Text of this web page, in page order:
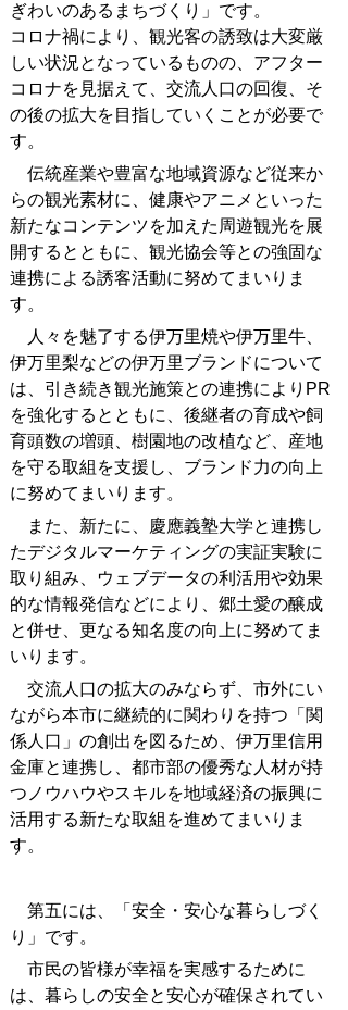
ぎわいのあるまちづくり」です。
コロナ禍により、観光客の誘致は大変厳
しい状況となっているものの、アフター
コロナを見据えて、交流人口の回復、そ
の後の拡大を目指していくことが必要で
す。
伝統産業や豊富な地域資源など従来か
らの観光素材に、健康やアニメといった
新たなコンテンツを加えた周遊観光を展
開するとともに、観光協会等との強固な
連携による誘客活動に努めてまいりま
す。
人々を魅了する伊万里焼や伊万里牛、
伊万里梨などの伊万里ブランドについて
は、引き続き観光施策との連携によりPR
を強化するとともに、後継者の育成や飼
育頭数の増頭、樹園地の改植など、産地
を守る取組を支援し、ブランド力の向上
に努めてまいります。
また、新たに、慶應義塾大学と連携し
たデジタルマーケティングの実証実験に
取り組み、ウェブデータの利活用や効果
的な情報発信などにより、郷土愛の醸成
と併せ、更なる知名度の向上に努めてま
いります。
交流人口の拡大のみならず、市外にい
ながら本市に継続的に関わりを持つ「関
係人口」の創出を図るため、伊万里信用
金庫と連携し、都市部の優秀な人材が持
つノウハウやスキルを地域経済の振興に
活用する新たな取組を進めてまいりま
す。
第五には、「安全・安心な暮らしづく
り」です。
市民の皆様が幸福を実感するために
は、暮らしの安全と安心が確保されてい